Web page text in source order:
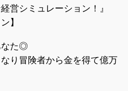
営シミュレーション！』
】
なた◎
り冒険者から金を得て億万